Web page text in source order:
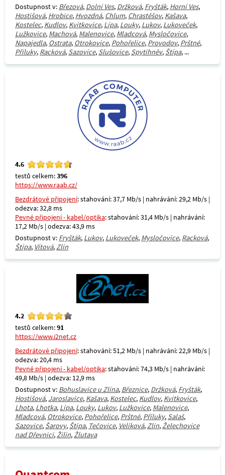
Dostupnost v: Březová, Dolní Ves, Držková, Fryšták, Horní Ves,
Hostišová, Hrobice, Hvozdná, Chlum, Chrastěšov, Kašava,
Kostelec, Kudlov, Kvítkovice, Lípa, Louky, Lukov, Lukoveček,
Lužkovice, Machová, Malenovice, Mladcová, Mysločovice,
Napajedla, Ostrata, Otrokovice, Pohořelice, Provodov, Prštné,
Příluky, Racková, Sazovice, Slušovice, Spytihněv, Štípa, ...
4.6
testů celkem:396
https://www.raab.cz/
Bezdrátové připojení: stahování: 37,7 Mb/s | nahrávání: 29,2 Mb/s |
odezva: 32,8 ms
Pevné připojení - kabel/optika: stahování: 31,4 Mb/s | nahrávání:
17,2 Mb/s | odezva: 43,9 ms
Dostupnost v: Fryšták, Lukov, Lukoveček, Mysločovice, Racková,
Štípa, Vítová,Zlín
4.2
testů celkem:91
https://www.i2net.cz
Bezdrátové připojení: stahování: 51,2 Mb/s | nahrávání: 22,9 Mb/s |
odezva: 20,4 ms
Pevné připojení - kabel/optika: stahování: 74,3 Mb/s | nahrávání:
49,8 Mb/s | odezva: 12,9 ms
Dostupnost v: Bohuslavice u Zlína, Březnice, Držková, Fryšták,
Hostišová, Jaroslavice, Kašava, Kostelec, Kudlov, Kvítkovice,
Lhota, Lhotka, Lípa, Louky, Lukov, Lužkovice, Malenovice,
Mladcová, Otrokovice, Pohořelice, Prštné, Příluky, Salaš,
Sazovice, Šarovy, Štípa, Tečovice, Velíková,Zlín,Želechovice
nad Dřevnicí,Žilín,Žlutava